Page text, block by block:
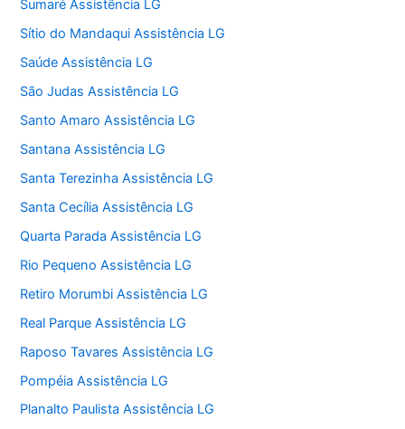
Sumaré Assistência LG
Sítio do Mandaqui Assistência LG
Saúde Assistência LG
São Judas Assistência LG
Santo Amaro Assistência LG
Santana Assistência LG
Santa Terezinha Assistência LG
Santa Cecília Assistência LG
Quarta Parada Assistência LG
Rio Pequeno Assistência LG
Retiro Morumbi Assistência LG
Real Parque Assistência LG
Raposo Tavares Assistência LG
Pompéia Assistência LG
Planalto Paulista Assistência LG